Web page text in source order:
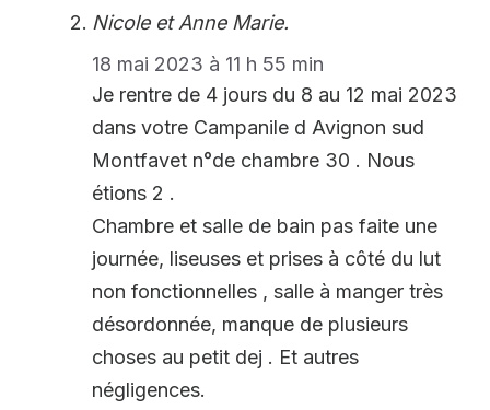
Nicole et Anne Marie.
18 mai 2023 à 11 h 55 min
Je rentre de 4 jours du 8 au 12 mai 2023
dans votre Campanile d Avignon sud
Montfavet n°de chambre 30 . Nous
étions 2 .
Chambre et salle de bain pas faite une
journée, liseuses et prises à côté du lut
non fonctionnelles , salle à manger très
désordonnée, manque de plusieurs
choses au petit dej . Et autres
négligences.